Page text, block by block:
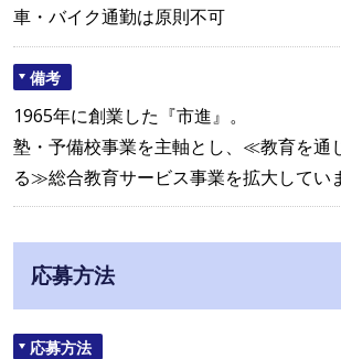
車・バイク通勤は原則不可
備考
1965年に創業した『市進』。
塾・予備校事業を主軸とし、≪教育を通
る≫総合教育サービス事業を拡大してい
応募方法
応募方法